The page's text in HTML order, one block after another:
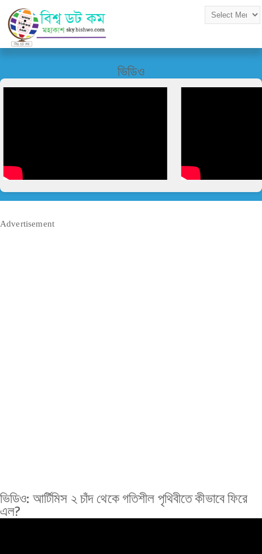
ভিডিও
Advertisement
ভিডিও: আর্টিমিস ২ চাঁদ থেকে গতিশীল পৃথিবীতে কীভাবে ফিরে
এল?